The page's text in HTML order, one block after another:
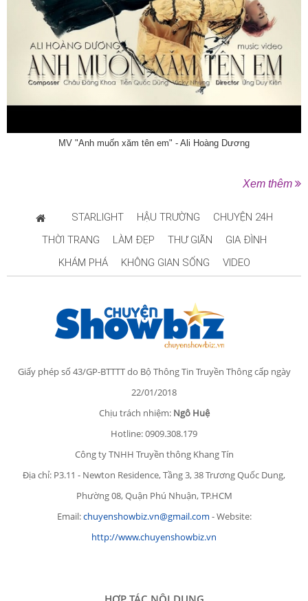
MV "Anh muốn xăm tên em" - Ali Hoàng Dương
Xem thêm
STARLIGHT HẬU TRƯỜNG
CHUYỆN 24H
THỜI TRANG
LÀM ĐẸP THƯ GIÃN
GIA ĐÌNH
KHÁM PHÁ
KHÔNG GIAN SỐNG VIDEO
Giấy phép số 43/GP-BTTTT do Bộ Thông Tin Truyền Thông cấp ngày
22/01/2018
Chịu trách nhiệm: Ngô Huệ
Hotline: 0909.308.179
Công ty TNHH Truyền thông Khang Tín
Địa chỉ: P3.11 - Newton Residence, Tầng 3, 38 Trương Quốc Dung,
Phường 08, Quận Phú Nhuận, TP.HCM
Email:chuyenshowbiz.vn@gmail.com - Website:
http://www.chuyenshowbiz.vn